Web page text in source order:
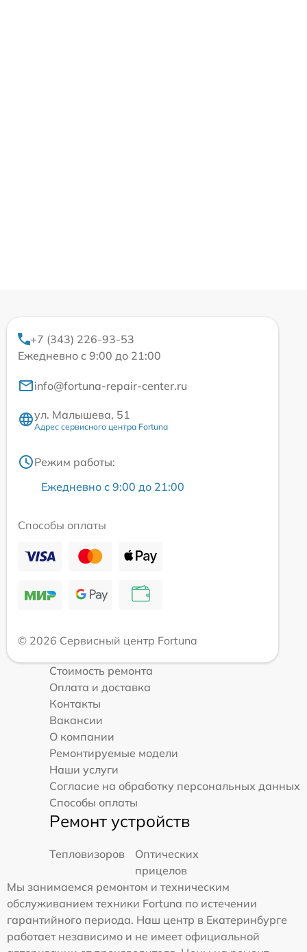
+7 (343) 226-93-53
Ежедневно с 9:00 до 21:00
info@fortuna-repair-center.ru
ул. Малышева, 51
Адрес сервисного центра Fortuna
Режим работы:
Ежедневно с 9:00 до 21:00
Способы оплаты
© 2026 Сервисный центр Fortuna
Стоимость ремонта
Оплата и доставка
Контакты
Вакансии
О компании
Ремонтируемые модели
Наши услуги
Согласие на обработку персональных данных
Способы оплаты
Ремонт устройств
Тепловизоров
Оптических
прицелов
Мы занимаемся ремонтом и техническим
обслуживанием техники Fortuna по истечении
гарантийного периода. Наш центр в Екатеринбурге
работает независимо и не имеет официальной